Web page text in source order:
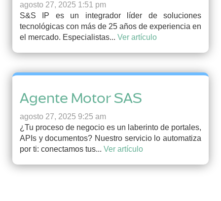
agosto 27, 2025 1:51 pm
S&S IP es un integrador líder de soluciones
tecnológicas con más de 25 años de experiencia en
el mercado. Especialistas... Ver artículo
Agente Motor SAS
agosto 27, 2025 9:25 am
¿Tu proceso de negocio es un laberinto de portales,
APIs y documentos? Nuestro servicio lo automatiza
por ti: conectamos tus... Ver artículo